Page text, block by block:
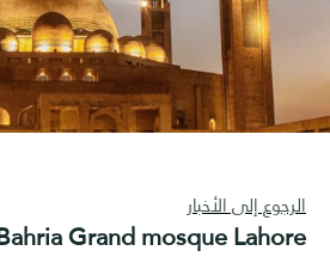
الرجوع إلى الأخبار
Grand mosque Lahore